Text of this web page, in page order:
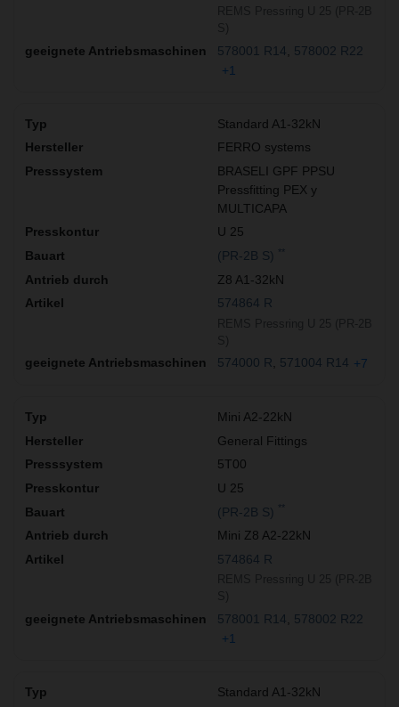
578001 R14
578002 R22
+1
Standard A1-32kN
FERRO systems
BRASELI GPF PPSU
Pressfitting PEX y
MULTICAPA
U 25
(PR-2B S)
Z8 A1-32kN
574864 R
574000 R 571004 R14 +7
Mini A2-22kN
General Fittings
5T00
U 25
(PR-2B S)
Mini Z8 A2-22kN
574864 R
578001 R14
578002 R22
+1
Standard A1-32kN